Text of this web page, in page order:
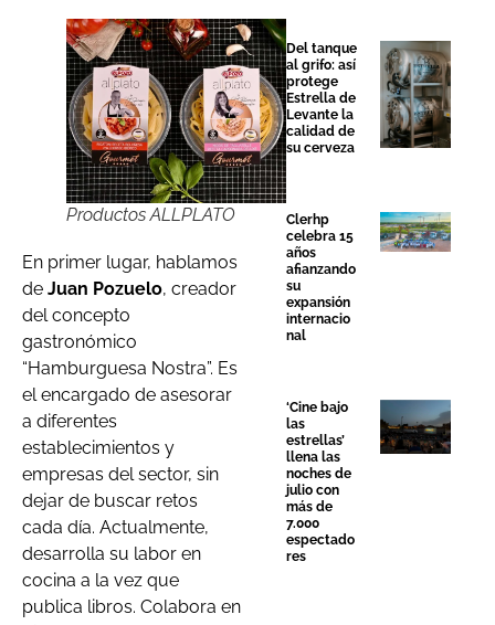
Productos ALLPLATO
En primer lugar, hablamos
de Juan Pozuelo, creador
del concepto
gastronómico
“Hamburguesa Nostra”. Es
el encargado de asesorar
a diferentes
establecimientos y
empresas del sector, sin
dejar de buscar retos
cada día. Actualmente,
desarrolla su labor en
cocina a la vez que
publica libros. Colabora en
Del tanque
al grifo: así
protege
Estrella de
Levante la
calidad de
su cerveza
Clerhp
celebra 15
años
afianzando
su
expansión
internacio
nal
‘Cine bajo
las
estrellas’
llena las
noches de
julio con
más de
7.000
espectado
res